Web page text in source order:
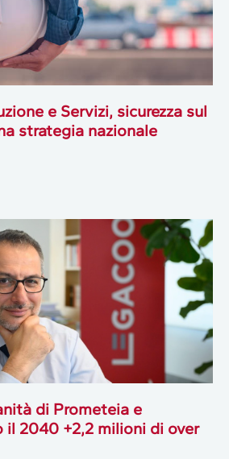
e Servizi, sicurezza sul
strategia nazionale
di Prometeia e
il 2040 +2,2 milioni di over